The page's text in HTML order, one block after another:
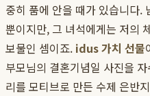
중히 품에 안을 때가 있습니다.
뿐이지만, 그 녀석에게는 저의
보물인 셈이죠. idus 가치 선물
부모님의 결혼기념일 사진을
리를 모티브로 만든 수제 은반